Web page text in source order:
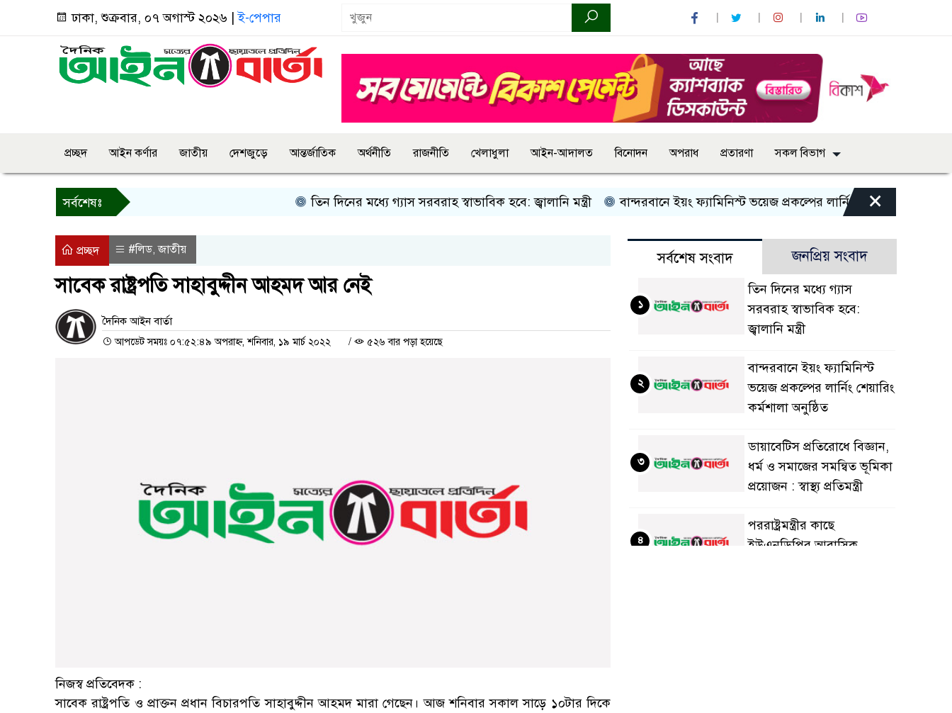
ঢাকা, শুক্রবার, ০৭ অগাস্ট ২০২৬ |ই-পেপার
প্রচ্ছদ আইন কর্ণার জাতীয় দেশজুড়ে আন্তর্জাতিক অর্থনীতি রাজনীতি খেলাধুলা আইন-আদালত বিনোদন অপরাধ প্রতারণা সকল বিভাগ
সর্বশেষঃ তিন দিনের মধ্যে গ্যাস সরবরাহ স্বাভাবিক হবে: জ্বালানি মন্ত্রী বান্দরবানে ইয়ং ফ্যামিনিস্ট ভয়েজ প্রকল্পের লার্নিং শেয়ারিং কর্মশালা অনুষ্ঠিত
×
প্রচ্ছদ #লিড,জাতীয়
সাবেক রাষ্ট্রপতি সাহাবুদ্দীন আহমদ আর নেই
দৈনিক আইন বার্তা
আপডেট সময়ঃ ০৭:৫২:৪৯ অপরাহ্ন, শনিবার, ১৯ মার্চ ২০২২ / ৫২৬ বার পড়া হয়েছে
নিজস্ব প্রতিবেদক :
সাবেক রাষ্ট্রপতি ও প্রাক্তন প্রধান বিচারপতি সাহাবুদ্দীন আহমদ মারা গেছেন। আজ শনিবার সকাল সাড়ে ১০টার দিকে
সর্বশেষ সংবাদ জনপ্রিয় সংবাদ
তিন দিনের মধ্যে গ্যাস
সরবরাহ স্বাভাবিক হবে:
জ্বালানি মন্ত্রী
১
বান্দরবানে ইয়ং ফ্যামিনিস্ট
ভয়েজ প্রকল্পের লার্নিং শেয়ারিং
কর্মশালা অনুষ্ঠিত
২
ডায়াবেটিস প্রতিরোধে বিজ্ঞান,
ধর্ম ও সমাজের সমন্বিত ভূমিকা
প্রয়োজন : স্বাস্থ্য প্রতিমন্ত্রী
৩
পররাষ্ট্রমন্ত্রীর কা‌ছে
ইউএনডিপির আবাসিক
৪